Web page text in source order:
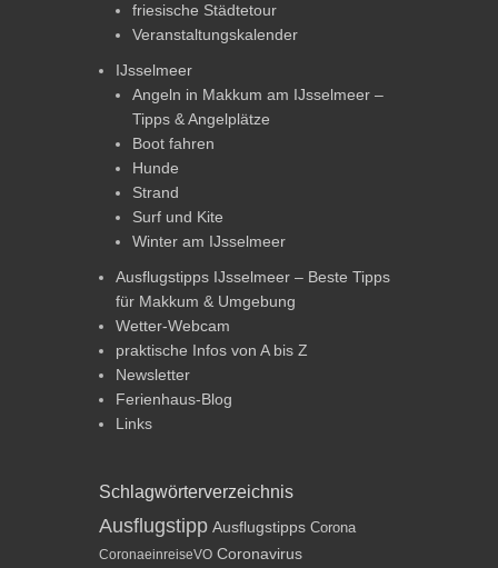
friesische Städtetour
Veranstaltungskalender
IJsselmeer
Angeln in Makkum am IJsselmeer –
Tipps & Angelplätze
Boot fahren
Hunde
Strand
Surf und Kite
Winter am IJsselmeer
Ausflugstipps IJsselmeer – Beste Tipps
für Makkum & Umgebung
Wetter-Webcam
praktische Infos von A bis Z
Newsletter
Ferienhaus-Blog
Links
Schlagwörterverzeichnis
Ausflugstipp Ausflugstipps Corona
CoronaeinreiseVO Coronavirus